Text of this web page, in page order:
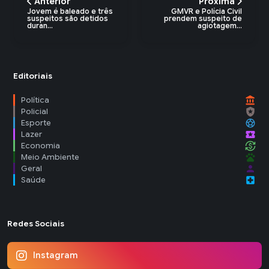
Jovem é baleado e três
suspeitos são detidos
duran...
GMVR e Polícia Civil
prendem suspeito de
agiotagem...
Editoriais
Política account_balance
Policial local_police
Esporte sports_soccer
Lazer local_activity
Economia currency_exchange
Meio Ambiente pets
Geral person
Saúde local_hospital
Redes Sociais
Instagram